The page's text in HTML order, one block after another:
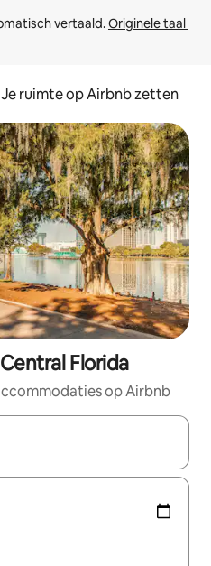
vertaald. Originele taal
Je ruimte op Airbnb zetten
Florida
op Airbnb
zijn, maak je een keuze